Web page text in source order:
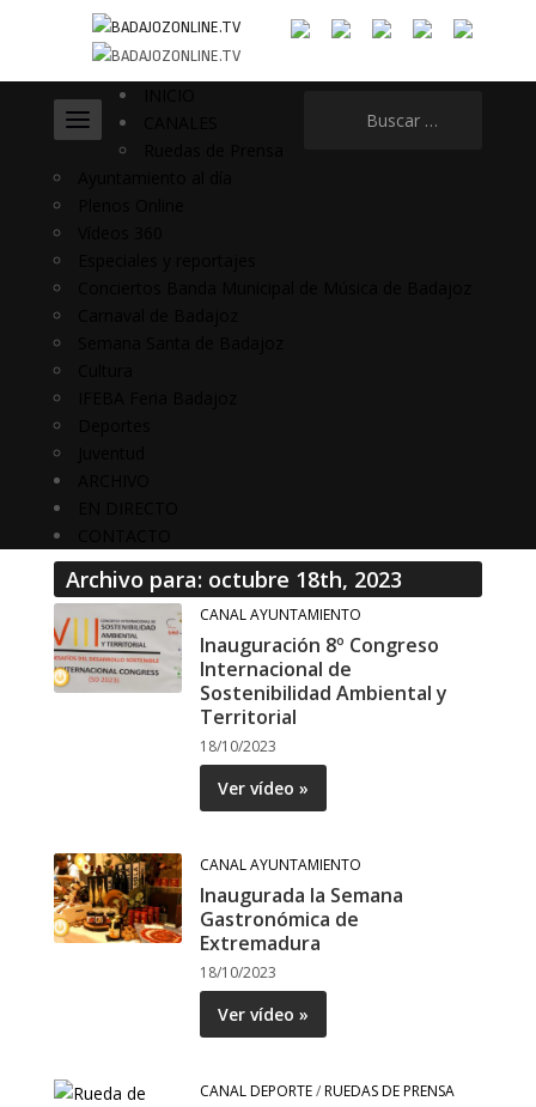
Archivo para: octubre 18th, 2023
CANAL AYUNTAMIENTO
Inauguración 8º Congreso
Internacional de
Sostenibilidad Ambiental y
Territorial
18/10/2023
Ver vídeo »
CANAL AYUNTAMIENTO
Inaugurada la Semana
Gastronómica de
Extremadura
18/10/2023
Ver vídeo »
CANAL DEPORTE/RUEDAS DE PRENSA